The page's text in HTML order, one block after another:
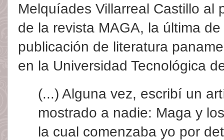
Melquíades Villarreal Castillo al
de la revista MAGA, la última
publicación de literatura
en la Universidad Tecnológica
(...) Alguna vez, escribí un
mostrado a nadie: Maga y
la cual comenzaba yo por